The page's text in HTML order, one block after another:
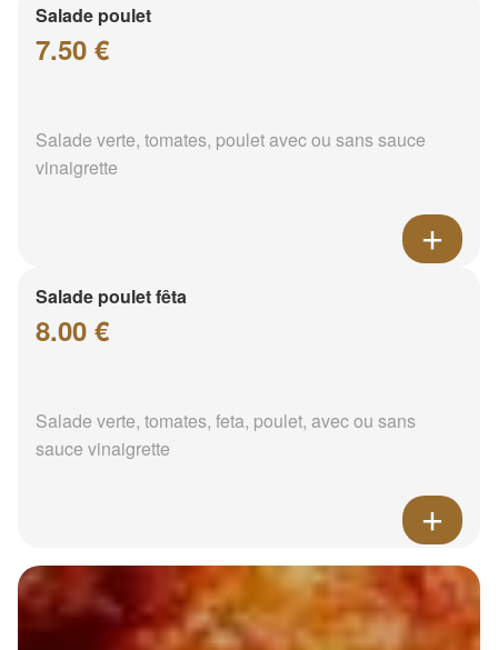
Salade poulet
7.50 €
Salade verte, tomates, poulet avec ou sans sauce
vinaigrette
Salade poulet fêta
8.00 €
Salade verte, tomates, feta, poulet, avec ou sans
sauce vinaigrette